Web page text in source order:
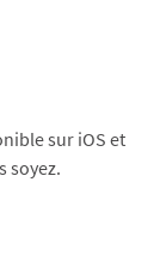
sur iOS et
soyez.